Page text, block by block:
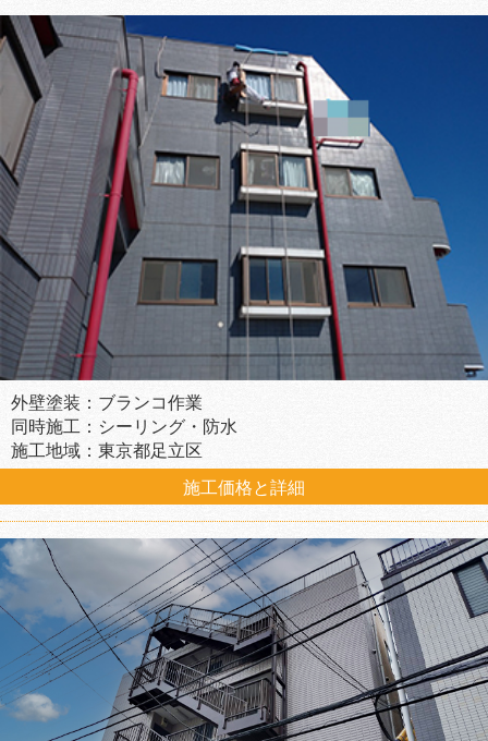
外壁塗装：ブランコ作業
同時施工：シーリング・防水
施工地域：東京都足立区
施工価格と詳細